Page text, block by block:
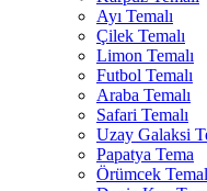
Ayı Temalı
Çilek Temalı
Limon Temalı
Futbol Temalı
Araba Temalı
Safari Temalı
Uzay Galaksi
Papatya Tema
Örümcek